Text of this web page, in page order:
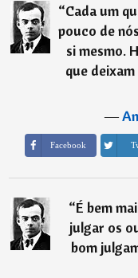
“Cada um
pouco de
si mesmo.
que
―
Facebook
“É bem
julgar os
bom